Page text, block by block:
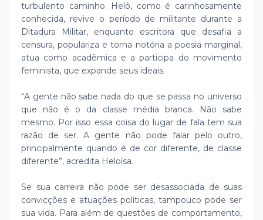
turbulento caminho. Helô, como é carinhosamente
conhecida, revive o período de militante durante a
Ditadura Militar, enquanto escritora que desafia a
censura, populariza e torna notória a poesia marginal,
atua como acadêmica e a participa do movimento
feminista, que expande seus ideais.
“A gente não sabe nada do que se passa no universo
que não é o da classe média branca. Não sabe
mesmo. Por isso essa coisa do lugar de fala tem sua
razão de ser. A gente não pode falar pelo outro,
principalmente quando é de cor diferente, de classe
diferente”, acredita Heloísa.
Se sua carreira não pode ser desassociada de suas
convicções e atuações políticas, tampouco pode ser
sua vida. Para além de questões de comportamento,